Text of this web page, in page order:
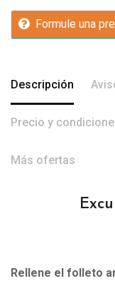
Formule una
Descripción
Precio y
Más ofertas
Rellene el folleto